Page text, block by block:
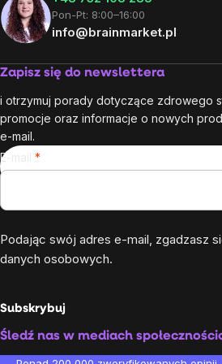
Pon-Pt: 8:00–16:00
info@brainmarket.pl
Zapisz się do newslettera
i otrzymuj porady dotyczące zdrowego
promocje oraz informacje o nowych
e-mail.
E-mail
Podając swój adres e-mail, zgadzasz
danych osobowych.
Subskrybuj
Śledź nas w mediach